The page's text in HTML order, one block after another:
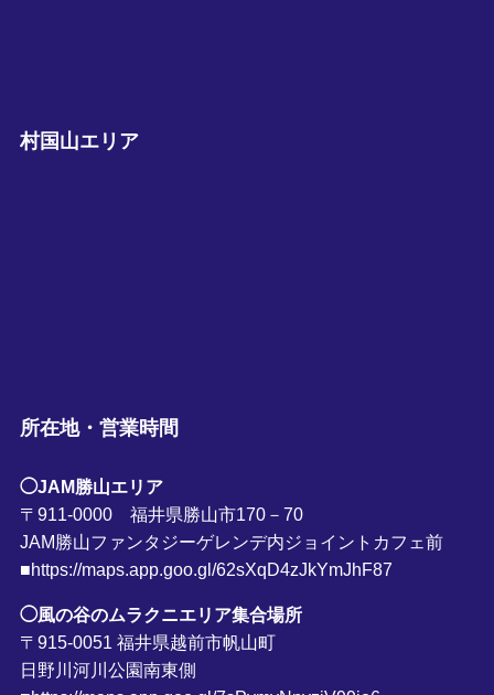
村国山エリア
所在地・営業時間
◯JAM勝山エリア
〒911-0000 福井県勝山市170－70
JAM勝山ファンタジーゲレンデ内ジョイントカフェ前
■https://maps.app.goo.gl/62sXqD4zJkYmJhF87
◯風の谷のムラクニエリア集合場所
〒915-0051 福井県越前市帆山町
日野川河川公園南東側